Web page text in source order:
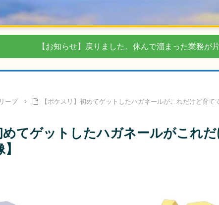
【お知らせ】戻りました。休んで溜まった業務が
ープ 【ポケスリ】初めてゲットしたハガネールがこれだけど育て
めてゲットしたハガネールがこれ